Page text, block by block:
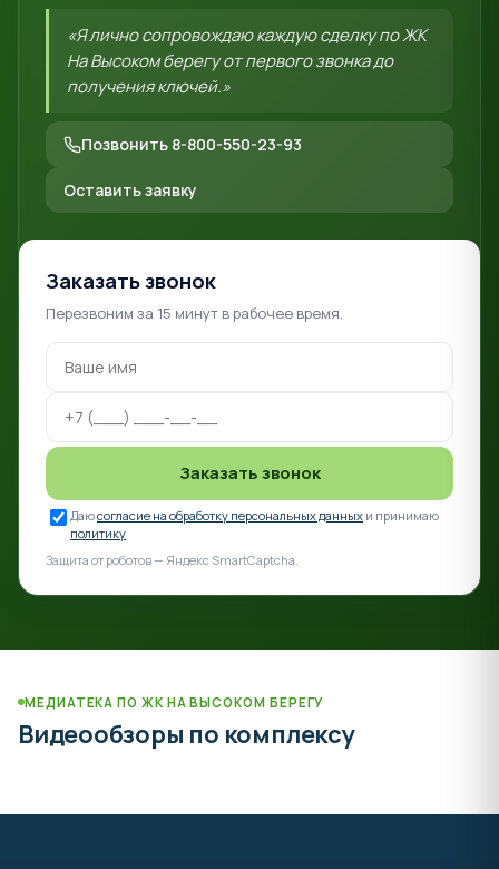
«Я лично сопровождаю каждую сделку по ЖК
На Высоком берегу от первого звонка до
получения ключей.»
Позвонить 8-800-550-23-93
Оставить заявку
Заказать звонок
Перезвоним за 15 минут в рабочее время.
Заказать звонок
Даюсогласие на обработку персональных данных и принимаю
политику
Защита от роботов — Яндекс SmartCaptcha.
МЕДИАТЕКА ПО ЖК НА ВЫСОКОМ БЕРЕГУ
Видеообзоры по комплексу